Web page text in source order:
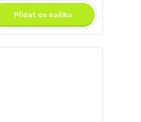
Přidat do košíku